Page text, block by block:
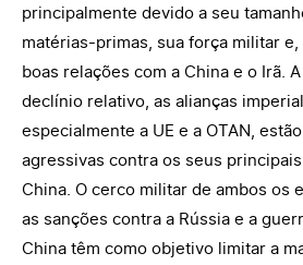
principalmente devido a seu
matérias-primas, sua força militar e,
boas relações com a China e o Irã.
declínio relativo, as alianças
especialmente a UE e a OTAN,
agressivas contra os seus
China. O cerco militar de ambos os
as sanções contra a Rússia e a
China têm como objetivo limitar a